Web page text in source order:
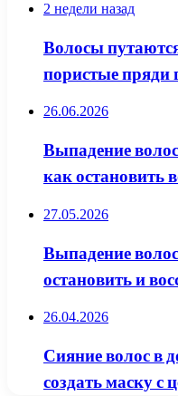
2 недели назад
Волосы
пористые
26.06.2026
Выпадение
как остановить
27.05.2026
Выпадение
остановить и
26.04.2026
Сияние волос в
создать маску